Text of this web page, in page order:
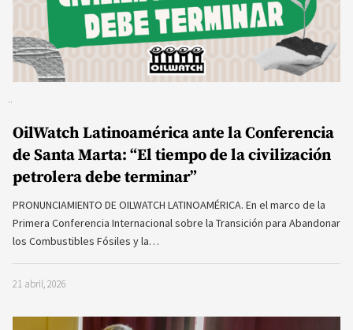
OilWatch Latinoamérica ante la Conferencia
de Santa Marta: “El tiempo de la civilización
petrolera debe terminar”
PRONUNCIAMIENTO DE OILWATCH LATINOAMÉRICA. En el marco de la
Primera Conferencia Internacional sobre la Transición para Abandonar
los Combustibles Fósiles y la…
21 abril, 2026